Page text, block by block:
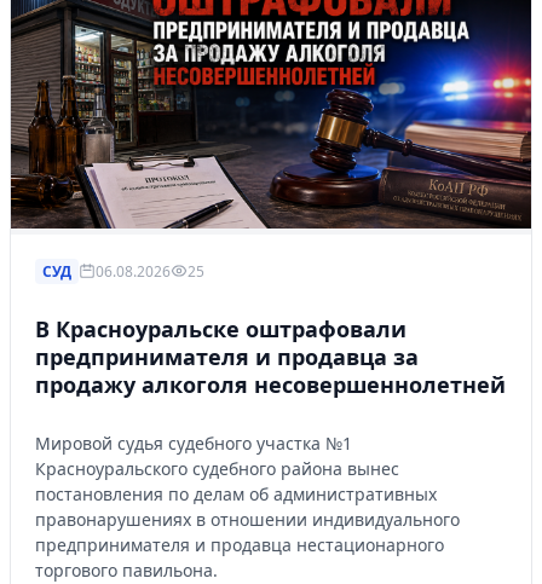
СУД 06.08.2026 25
В Красноуральске оштрафовали
предпринимателя и продавца за
продажу алкоголя несовершеннолетней
Мировой судья судебного участка №1
Красноуральского судебного района вынес
постановления по делам об административных
правонарушениях в отношении индивидуального
предпринимателя и продавца нестационарного
торгового павильона.